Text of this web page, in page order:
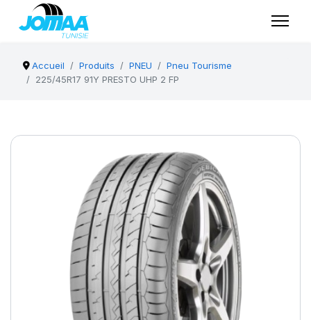
Accueil Produits PNEU
Pneu Tourisme
225/45R17 91Y PRESTO UHP 2 FP